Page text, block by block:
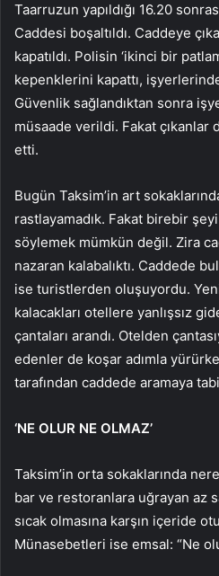
Taarruzun yapıldığı 16.20
Caddesi boşaltıldı. Caddeye
kapatıldı. Polisin ‘ikinci bir
kepenklerini kapattı,
Güvenlik sağlandıktan sonra
müsaade verildi. Fakat çıkanlar
etti.
Bugün Taksim’in art
rastlayamadık. Fakat birebir
söylemek mümkün değil. Zira
nazaran kalabalıktı. Caddede
ise turistlerden oluşuyordu.
kalacakları otellere yanlışsız
çantaları arandı. Otelden
edenler de koşar adımla
tarafından caddede aramaya
‘NE OLUR NE OLMAZ’
Taksim’in orta sokaklarında
bar ve restoranlara uğrayan az
sıcak olmasına karşın içeride
Münasebetleri ise emsal: “Ne